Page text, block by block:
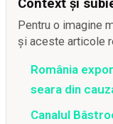
Pentru o imagine
și aceste articole
România
seara din
Canalul